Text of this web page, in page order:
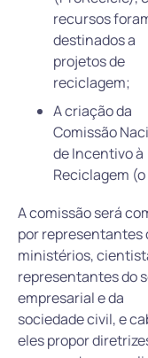
recursos
destinados a
projetos de
reciclagem;
A criação da
Comissão
de Incentivo à
Reciclagem (o
A comissão será
por representantes
ministérios,
representantes do
empresarial e da
sociedade civil, e
eles propor